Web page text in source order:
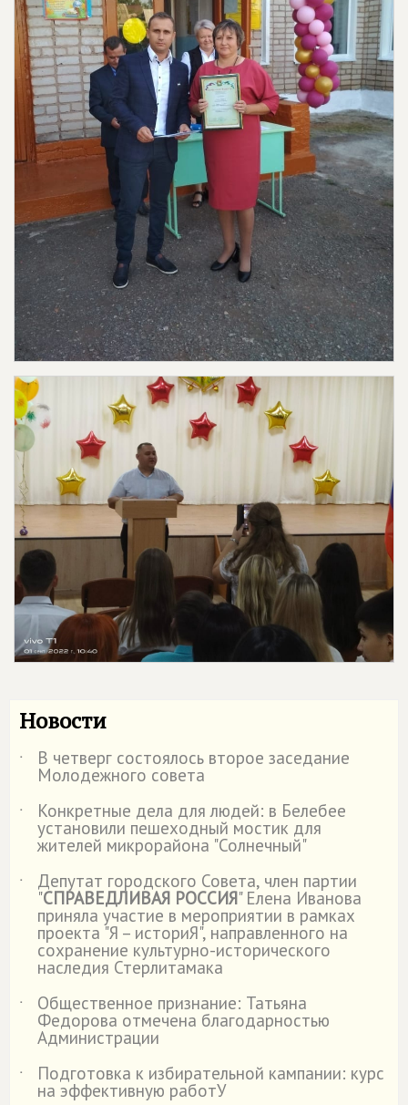
Новости
˙ В четверг состоялось второе заседание
Молодежного совета
˙
Конкретные дела для людей: в Белебее
установили пешеходный мостик для
жителей микрорайона "Солнечный"
˙
Депутат городского Совета, член партии
"СПРАВЕДЛИВАЯ РОССИЯ" Елена Иванова
приняла участие в мероприятии в рамках
проекта "Я – историЯ", направленного на
сохранение культурно-исторического
наследия Стерлитамака
˙
Общественное признание: Татьяна
Федорова отмечена благодарностью
Администрации
˙
Подготовка к избирательной кампании: курс
на эффективную работУ